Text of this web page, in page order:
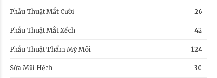
Phẫu Thuật Mắt Cười 26
Phẫu Thuật Mắt Xếch 42
Phẫu Thuật Thẩm Mỹ Môi 124
Sửa Mũi Hếch 30